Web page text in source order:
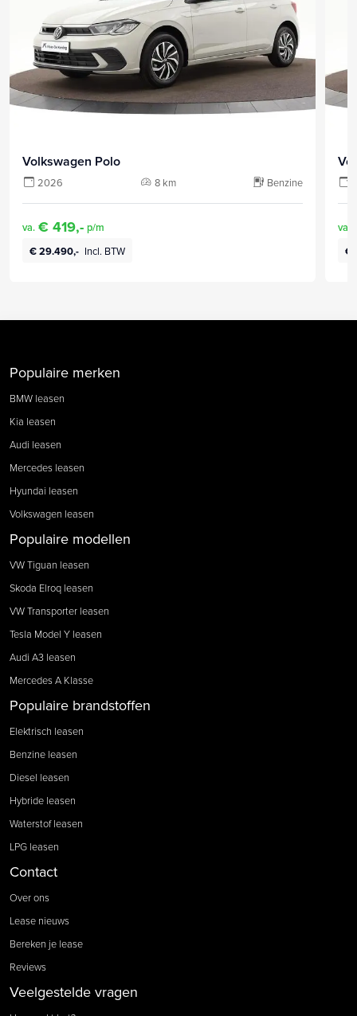
Volkswagen Polo
2026 8 km Benzine
va. € 419,- p/m
€ 29.490,- Incl. BTW
va.
€
Populaire merken
BMW leasen
Kia leasen
Audi leasen
Mercedes leasen
Hyundai leasen
Volkswagen leasen
Populaire modellen
VW Tiguan leasen
Skoda Elroq leasen
VW Transporter leasen
Tesla Model Y leasen
Audi A3 leasen
Mercedes A Klasse
Populaire brandstoffen
Elektrisch leasen
Benzine leasen
Diesel leasen
Hybride leasen
Waterstof leasen
LPG leasen
Contact
Over ons
Lease nieuws
Bereken je lease
Reviews
Veelgestelde vragen